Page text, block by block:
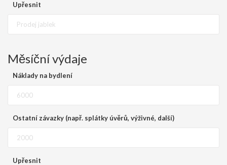
Upřesnit
Měsíční výdaje
Náklady na bydlení
Ostatní závazky (např. splátky úvěrů, výživné, další)
Upřesnit